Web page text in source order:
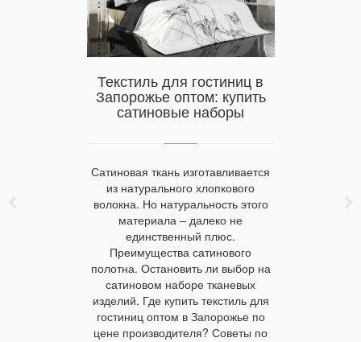
Текстиль для гостиниц в
Запорожье оптом: купить
сатиновые наборы
Сатиновая ткань изготавливается
из натурального хлопкового
волокна. Но натуральность этого
материала – далеко не
единственный плюс.
Преимущества сатинового
полотна. Остановить ли выбор на
сатиновом наборе тканевых
изделий. Где купить текстиль для
гостиниц оптом в Запорожье по
цене производителя? Советы по